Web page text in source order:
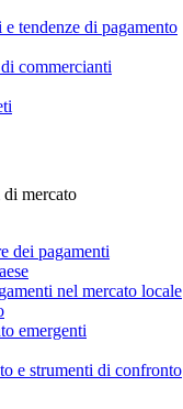
tendenze di pagamento
commercianti
mercato
dei pagamenti
nel mercato locale
emergenti
e strumenti di confronto